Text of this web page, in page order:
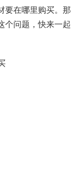
要在哪里购买。那
个问题，快来一起